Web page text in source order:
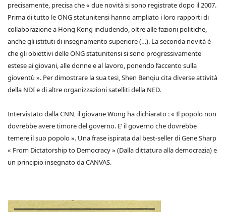
precisamente, precisa che « due novità si sono registrate dopo il 2007.
Prima di tutto le ONG statunitensi hanno ampliato i loro rapporti di
collaborazione a Hong Kong includendo, oltre alle fazioni politiche,
anche gli istituti di insegnamento superiore (…). La seconda novità è
che gli obiettivi delle ONG statunitensi si sono progressivamente
estese ai giovani, alle donne e al lavoro, ponendo l’accento sulla
gioventù ». Per dimostrare la sua tesi, Shen Benqiu cita diverse attività
della NDI e di altre organizzazioni satelliti della NED.
Intervistato dalla CNN, il giovane Wong ha dichiarato : « Il popolo non
dovrebbe avere timore del governo. E’ il governo che dovrebbe
temere il suo popolo ». Una frase ispirata dal best-seller di Gene Sharp
« From Dictatorship to Democracy » (Dalla dittatura alla democrazia) e
un principio insegnato da CANVAS.